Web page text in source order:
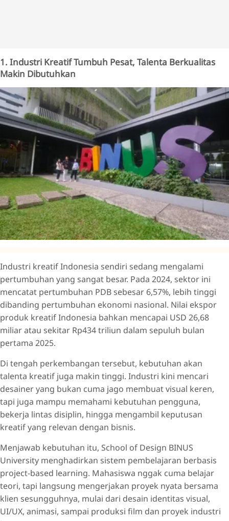
1. Industri Kreatif Tumbuh Pesat, Talenta Berkualitas
Makin Dibutuhkan
Industri kreatif Indonesia sendiri sedang mengalami
pertumbuhan yang sangat besar. Pada 2024, sektor ini
mencatat pertumbuhan PDB sebesar 6,57%, lebih tinggi
dibanding pertumbuhan ekonomi nasional. Nilai ekspor
produk kreatif Indonesia bahkan mencapai USD 26,68
miliar atau sekitar Rp434 triliun dalam sepuluh bulan
pertama 2025.
Di tengah perkembangan tersebut, kebutuhan akan
talenta kreatif juga makin tinggi. Industri kini mencari
desainer yang bukan cuma jago membuat visual keren,
tapi juga mampu memahami kebutuhan pengguna,
bekerja lintas disiplin, hingga mengambil keputusan
kreatif yang relevan dengan bisnis.
Menjawab kebutuhan itu, School of Design BINUS
University menghadirkan sistem pembelajaran berbasis
project-based learning. Mahasiswa nggak cuma belajar
teori, tapi langsung mengerjakan proyek nyata bersama
klien sesungguhnya, mulai dari desain identitas visual,
UI/UX, animasi, sampai produksi film dan proyek industri